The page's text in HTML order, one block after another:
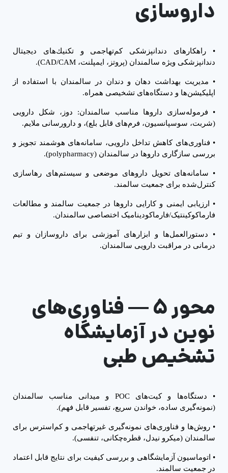
داروسازی
• راهکارهای دندانپزشکی کم‌تهاجمی و تکنیك‌های دیجیتال
دندانپزشکی ویژه سالمندان (پروتز، ایمپلنت، CAD/CAM
).
• مدیریت بهداشت دهان و دندان در سالمندان با استفاده از
اپلیکیشن‌ها و دستگاه‌های تشخیصی همراه.
• فرموله‌سازی داروها مناسب سالمندان: دوز، شکل دارویی
(شربت، سوسپانسیون، فرم‌های قابل بلع)، و دارورسانی ملایم.
• فناوری‌های کاهش تداخل دارویی، سامانه‌های هوشمند تجویز و
بررسی سازگاری داروها در سالمندان (polypharmacy
).
• سامانه‌های تحویل داروهای موضعی و سیستم‌های رهاسازی
کنترل‌شده برای جمعیت سالمند.
• ارزیابی ایمنی و کارایی داروها در جمعیت سالمند و مطالعات
فارماکوکینتیک/فارماکودینامیک اختصاصی سالمندان.
• دستورالعمل‌ها و ابزارهای آموزشی برای داروسازان و تیم
درمانی در مراقبت دارویی سالمندان.
محور ۵ —فناوری‌های
نوین در آزمایشگاه
تشخیص طبی
• دستگاه‌ها و کیت‌هایPOC
و میدانی مناسب سالمندان
(نمونه‌گیری ساده، خواندن سریع، تفسیر قابل فهم).
• روش‌ها و فناوری‌های نمونه‌گیری غیرتهاجمی و کم‌استرس برای
سالمندان (میکرو نیدل، قطره‌چکانی، تنفسی).
• اتوماسیون آزمایشگاهی و بررسی کیفیت برای نتایج قابل اعتماد
در جمعیت سالمند.